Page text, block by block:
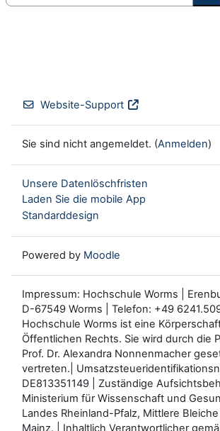
Website-Support
Sie sind nicht angemeldet. (Anmelden)
Unsere Datenlöschfristen
Laden Sie die mobile App
Standarddesign
Powered by Moodle
Impressum: Hochschule Worms |
D-67549 Worms | Telefon: +49
Hochschule Worms ist eine
Öffentlichen Rechts. Sie wird durch die
Prof. Dr. Alexandra Nonnenmacher
vertreten.|
DE813351149 | Zuständige
Ministerium für Wissenschaft und
Landes Rheinland-Pfalz, Mittlere
Mainz. | Inhaltlich Verantwortlicher